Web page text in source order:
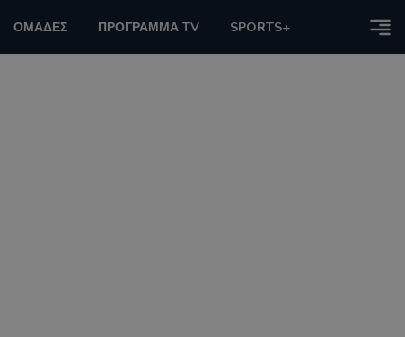
ΟΜΑΔΕΣ ΠΡΟΓΡΑΜΜΑ TV SPORTS+